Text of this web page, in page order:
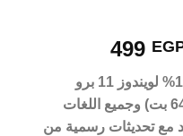
2.000
499السعر
الحالي
هو:
499 EGP.
مع تحديثات رسمية من